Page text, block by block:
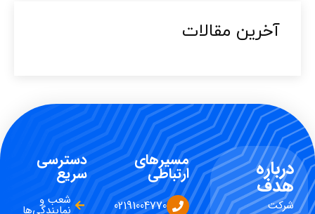
آخرین مقالات​
درباره
هدف
شرکت
مسیرهای
ارتباطی
02191004770
دسترسی
سریع
شعب و
نمایندگی‌ها